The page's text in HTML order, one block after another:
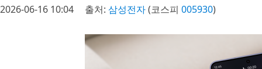
2026-06-16 10:04 출처: 삼성전자(코스피 005930)